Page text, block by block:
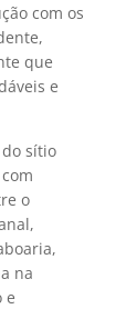
com os
que
e
sítio
o
na
e